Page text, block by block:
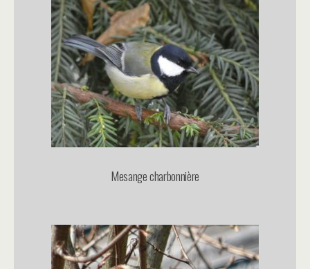
Mesange charbonnière